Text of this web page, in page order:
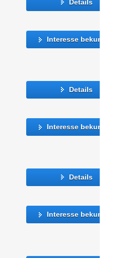
Details
Interesse bekunden
Details
Interesse bekunden
Details
Interesse bekunden